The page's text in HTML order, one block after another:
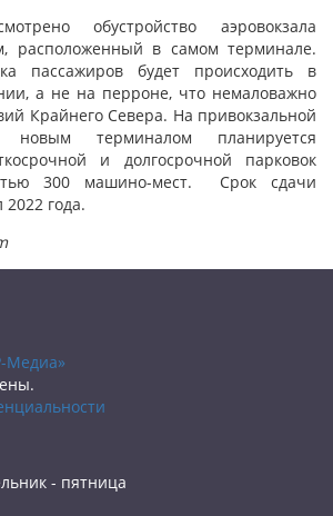
обустройство аэровокзала
расположенный в самом терминале.
пассажиров будет происходить в
а не на перроне, что немаловажно
Крайнего Севера. На привокзальной
терминалом планируется
и долгосрочной парковок
300 машино-мест. Срок сдачи
2022 года.
Медиа»
- пятница